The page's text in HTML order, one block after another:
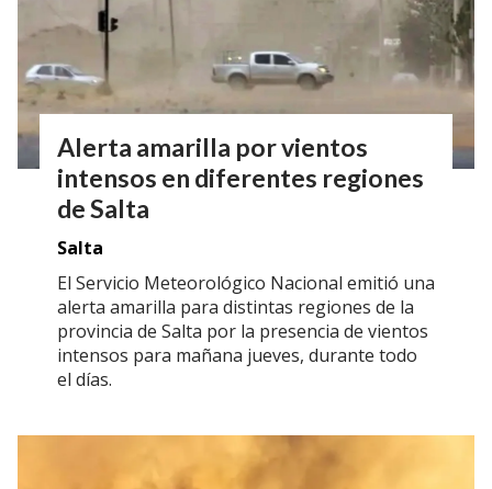
Alerta amarilla por vientos
intensos en diferentes regiones
de Salta
Salta
El Servicio Meteorológico Nacional emitió una
alerta amarilla para distintas regiones de la
provincia de Salta por la presencia de vientos
intensos para mañana jueves, durante todo
el días.